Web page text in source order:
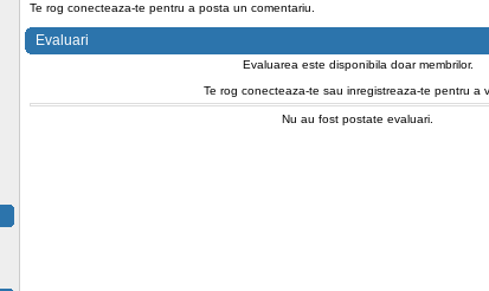
Te rog conecteaza-te pentru a posta un comentariu.
Evaluari
Evaluarea este disponibila doar membrilor.
Te rog conecteaza-te sau inregistreaza-te pentru a
Nu au fost postate evaluari.